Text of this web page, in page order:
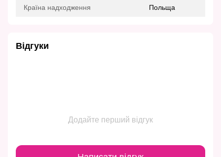
Країна надходження Польща
Відгуки
Додайте перший відгук